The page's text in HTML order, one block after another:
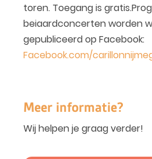
toren. Toegang is
beiaardconcerten worden
gepubliceerd op Facebook:
Facebook.com/
Meer informatie?
Wij helpen je graag verder!